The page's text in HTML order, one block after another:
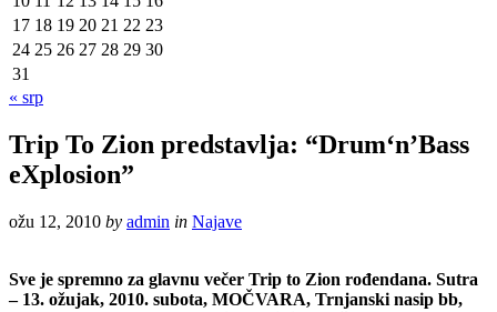
17 18 19 20 21 22 23
24 25 26 27 28 29 30
31
« srp
Trip To Zion predstavlja: “Drum‘n’Bass
eXplosion”
ožu 12, 2010 by admin in Najave
Sve je spremno za glavnu večer Trip to Zion rođendana. Sutra
– 13. ožujak, 2010. subota, MOČVARA, Trnjanski nasip bb,